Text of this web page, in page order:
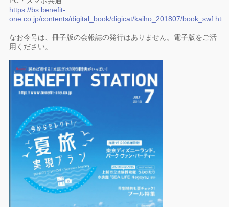
https://bs.benefit-
one.co.jp/contents/digital_book/digicat/kaiho_201807/book_swf.html
なお今号は、冊子版の会報誌の発行はありません。電子版をご活
用ください。